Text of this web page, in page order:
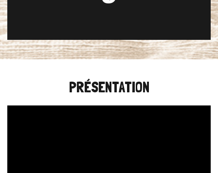
PRÉSENTATION